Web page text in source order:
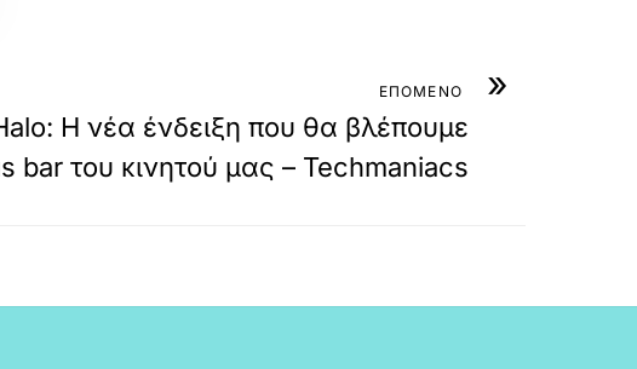
»
ΕΠΟΜΕΝΟ
Η νέα ένδειξη που θα βλέπουμε
bar του κινητού μας – Techmaniacs